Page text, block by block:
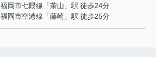
福岡市七隈線 「茶山 」駅 徒歩24分
福岡市空港線 「藤崎 」駅 徒歩25分